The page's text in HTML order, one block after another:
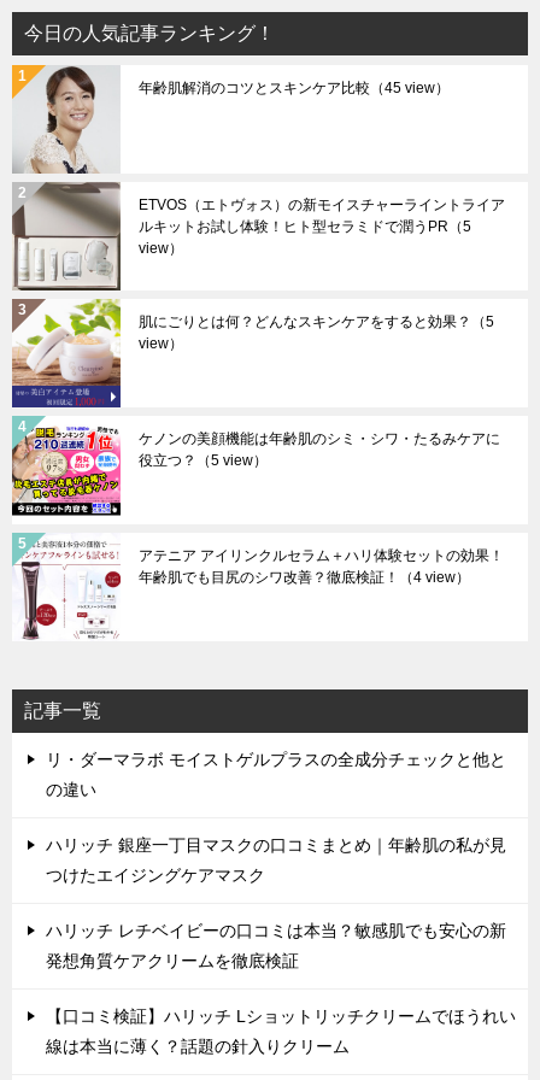
今日の人気記事ランキング！
年齢肌解消のコツとスキンケア比較 （45 view）
ETVOS（エトヴォス）の新モイスチャーライントライア
ルキットお試し体験！ヒト型セラミドで潤うPR （5
view）
肌にごりとは何？どんなスキンケアをすると効果？
（5
view）
ケノンの美顔機能は年齢肌のシミ・シワ・たるみケアに
役立つ？
（5 view）
アテニア アイリンクルセラム＋ハリ体験セットの効果！
年齢肌でも目尻のシワ改善？徹底検証！
（4 view）
記事一覧
リ・ダーマラボ モイストゲルプラスの全成分チェックと他と
の違い
ハリッチ 銀座一丁目マスクの口コミまとめ｜年齢肌の私が見
つけたエイジングケアマスク
ハリッチ レチベイビーの口コミは本当？敏感肌でも安心の新
発想角質ケアクリームを徹底検証
【口コミ検証】ハリッチ Lショットリッチクリームでほうれい
線は本当に薄く？話題の針入りクリーム